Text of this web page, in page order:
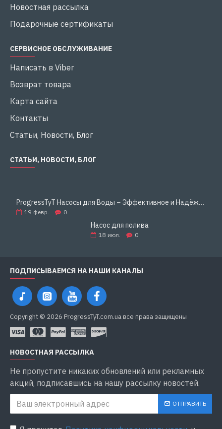
Новостная рассылка
Подарочные сертификаты
СЕРВИСНОЕ ОБСЛУЖИВАНИЕ
Написать в Viber
Возврат товара
Карта сайта
Контакты
Статьи, Новости, Блог
СТАТЬИ, НОВОСТИ, БЛОГ
ProgressTyT Насосы для Воды – Эффективное и Надёжное Решение для Дома и Бизнеса
19 февр. 0
Насос для полива
18 июл. 0
ПОДПИСЫВАЕМСЯ НА НАШИ КАНАЛЫ
Copyright © 2026 ProgressTyT.com.ua все права защищены
НОВОСТНАЯ РАССЫЛКА
Не пропустите никаких обновлений или рекламных
акций, подписавшись на нашу рассылку новостей.
ОТПРАВИТЬ